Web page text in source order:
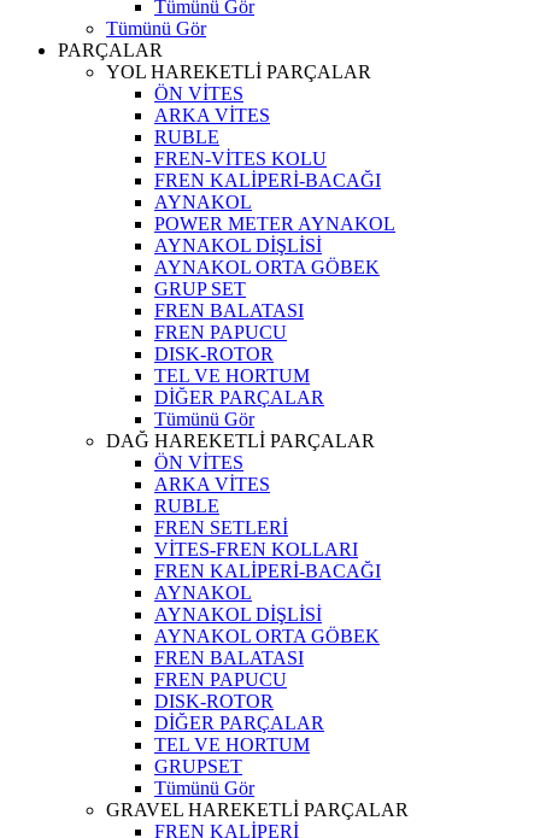
Tümünü Gör
Tümünü Gör
PARÇALAR
YOL HAREKETLİ PARÇALAR
ÖN VİTES
ARKA VİTES
RUBLE
FREN-VİTES KOLU
FREN KALİPERİ-BACAĞI
AYNAKOL
POWER METER AYNAKOL
AYNAKOL DİŞLİSİ
AYNAKOL ORTA GÖBEK
GRUP SET
FREN BALATASI
FREN PAPUCU
DISK-ROTOR
TEL VE HORTUM
DİĞER PARÇALAR
Tümünü Gör
DAĞ HAREKETLİ PARÇALAR
ÖN VİTES
ARKA VİTES
RUBLE
FREN SETLERİ
VİTES-FREN KOLLARI
FREN KALİPERİ-BACAĞI
AYNAKOL
AYNAKOL DİŞLİSİ
AYNAKOL ORTA GÖBEK
FREN BALATASI
FREN PAPUCU
DISK-ROTOR
DİĞER PARÇALAR
TEL VE HORTUM
GRUPSET
Tümünü Gör
GRAVEL HAREKETLİ PARÇALAR
FREN KALİPERİ